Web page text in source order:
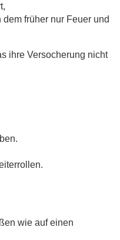
dem früher nur Feuer und
ihre Versocherung nicht
wie auf einen